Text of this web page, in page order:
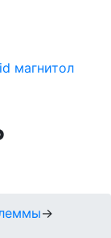
магнитол
→